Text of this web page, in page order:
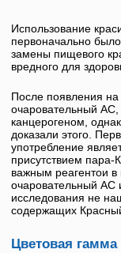
Использование
первоначально
замены пищевого
вредного для
После появления на
очаровательный АС
канцерогеном,
доказали этого.
употребление
присутствием пара-
важным реагентои в
очаровательный АС
исследования не
содержащих
Цветовая гамма